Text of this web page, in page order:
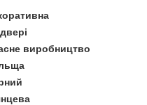
виробництво